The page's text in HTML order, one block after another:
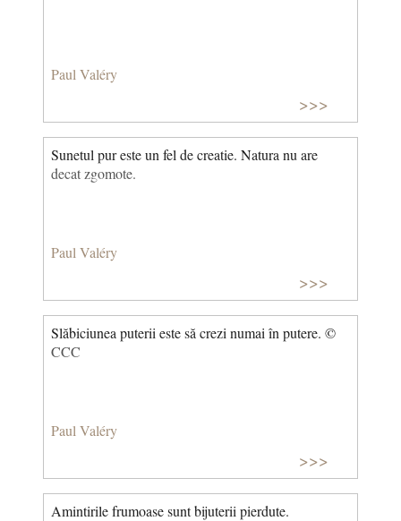
Paul Valéry
>>>
Sunetul pur este un fel de creatie. Natura nu are
decat zgomote.
Paul Valéry
>>>
Slăbiciunea puterii este să crezi numai în putere. ©
CCC
Paul Valéry
>>>
Amintirile frumoase sunt bijuterii pierdute.